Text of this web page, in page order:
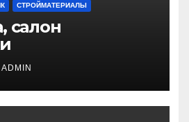
СТРОЙМАТЕРИАЛЫ
салон
ADMIN